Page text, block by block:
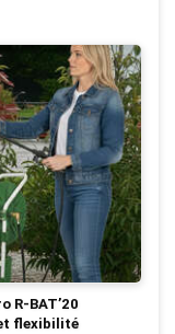
R-BAT’20
flexibilité